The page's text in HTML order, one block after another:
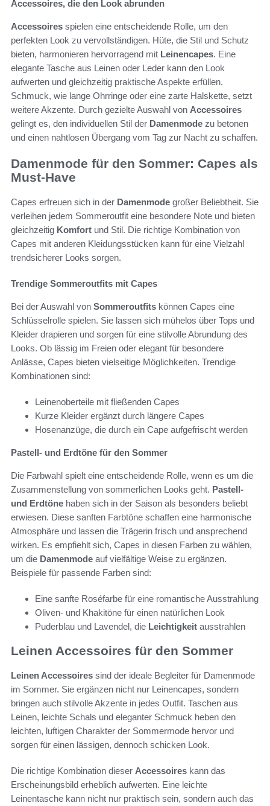
Accessoires, die den Look abrunden
Accessoires spielen eine entscheidende Rolle, um den
perfekten Look zu vervollständigen. Hüte, die Stil und Schutz
bieten, harmonieren hervorragend mit Leinencapes. Eine
elegante Tasche aus Leinen oder Leder kann den Look
aufwerten und gleichzeitig praktische Aspekte erfüllen.
Schmuck, wie lange Ohrringe oder eine zarte Halskette, setzt
weitere Akzente. Durch gezielte Auswahl von Accessoires
gelingt es, den individuellen Stil der Damenmode zu betonen
und einen nahtlosen Übergang vom Tag zur Nacht zu schaffen.
Damenmode für den Sommer: Capes als
Must-Have
Capes erfreuen sich in der Damenmode großer Beliebtheit. Sie
verleihen jedem Sommeroutfit eine besondere Note und bieten
gleichzeitig Komfort und Stil. Die richtige Kombination von
Capes mit anderen Kleidungsstücken kann für eine Vielzahl
trendsicherer Looks sorgen.
Trendige Sommeroutfits mit Capes
Bei der Auswahl von Sommeroutfits können Capes eine
Schlüsselrolle spielen. Sie lassen sich mühelos über Tops und
Kleider drapieren und sorgen für eine stilvolle Abrundung des
Looks. Ob lässig im Freien oder elegant für besondere
Anlässe, Capes bieten vielseitige Möglichkeiten. Trendige
Kombinationen sind:
Leinenoberteile mit fließenden Capes
Kurze Kleider ergänzt durch längere Capes
Hosenanzüge, die durch ein Cape aufgefrischt werden
Pastell- und Erdtöne für den Sommer
Die Farbwahl spielt eine entscheidende Rolle, wenn es um die
Zusammenstellung von sommerlichen Looks geht. Pastell-
und Erdtöne haben sich in der Saison als besonders beliebt
erwiesen. Diese sanften Farbtöne schaffen eine harmonische
Atmosphäre und lassen die Trägerin frisch und ansprechend
wirken. Es empfiehlt sich, Capes in diesen Farben zu wählen,
um die Damenmode auf vielfältige Weise zu ergänzen.
Beispiele für passende Farben sind:
Eine sanfte Roséfarbe für eine romantische Ausstrahlung
Oliven- und Khakitöne für einen natürlichen Look
Puderblau und Lavendel, die Leichtigkeit ausstrahlen
Leinen Accessoires für den Sommer
Leinen Accessoires sind der ideale Begleiter für Damenmode
im Sommer. Sie ergänzen nicht nur Leinencapes, sondern
bringen auch stilvolle Akzente in jedes Outfit. Taschen aus
Leinen, leichte Schals und eleganter Schmuck heben den
leichten, luftigen Charakter der Sommermode hervor und
sorgen für einen lässigen, dennoch schicken Look.
Die richtige Kombination dieser Accessoires kann das
Erscheinungsbild erheblich aufwerten. Eine leichte
Leinentasche kann nicht nur praktisch sein, sondern auch das